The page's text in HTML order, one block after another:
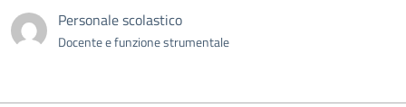
Personale scolastico
Docente e funzione strumentale